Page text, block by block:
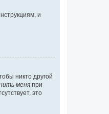
и
никто другой
меня при
это